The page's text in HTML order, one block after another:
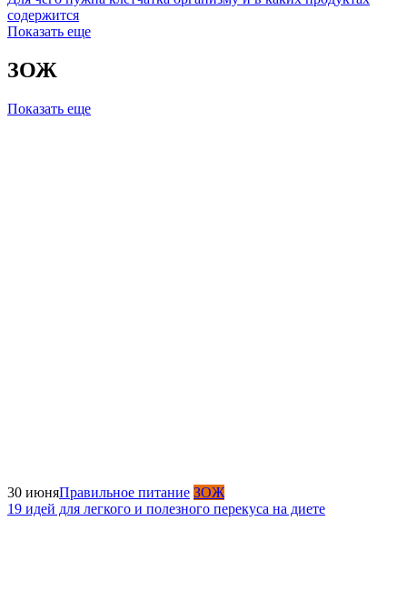
содержится
Показать еще
ЗОЖ
Показать еще
30 июняПравильное питание ЗОЖ
19 идей для легкого и полезного перекуса на диете